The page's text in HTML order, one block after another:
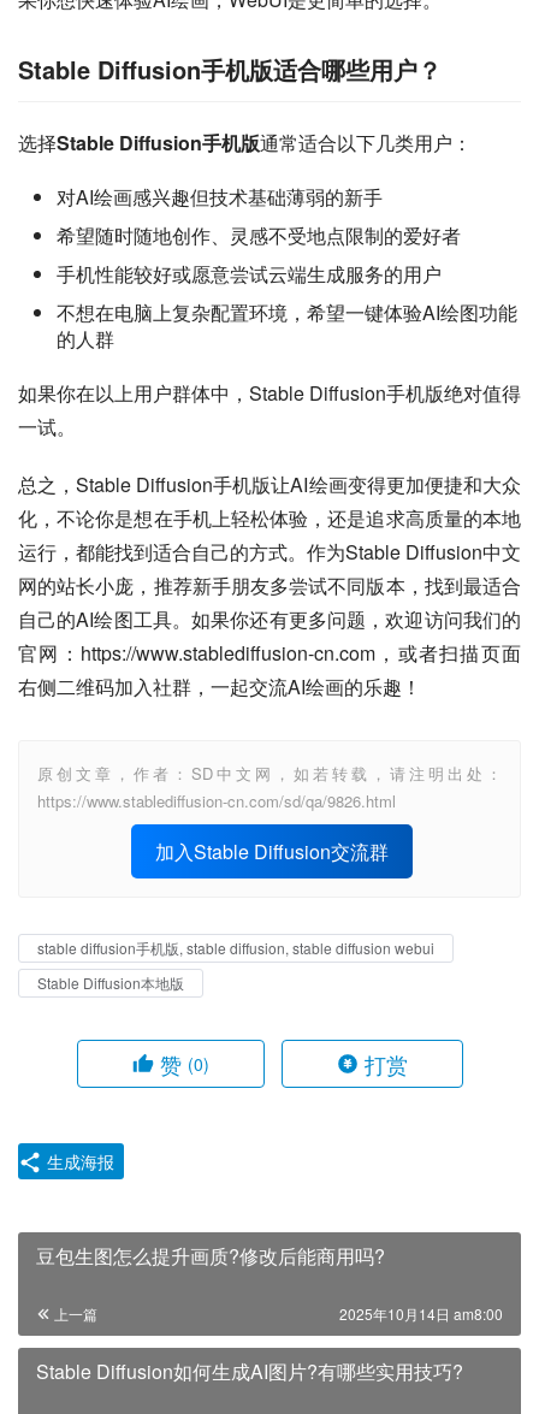
Stable Diffusion手机版适合哪些用户？
选择Stable Diffusion手机版通常适合以下几类用户：
对AI绘画感兴趣但技术基础薄弱的新手
希望随时随地创作、灵感不受地点限制的爱好者
手机性能较好或愿意尝试云端生成服务的用户
不想在电脑上复杂配置环境，希望一键体验AI绘图功能
的人群
如果你在以上用户群体中，Stable Diffusion手机版绝对值得
一试。
总之，Stable Diffusion手机版让AI绘画变得更加便捷和大众
化，不论你是想在手机上轻松体验，还是追求高质量的本地
运行，都能找到适合自己的方式。作为Stable Diffusion中文
网的站长小庞，推荐新手朋友多尝试不同版本，找到最适合
自己的AI绘图工具。如果你还有更多问题，欢迎访问我们的
官网：https://www.stablediffusion-cn.com，或者扫描页面
右侧二维码加入社群，一起交流AI绘画的乐趣！
原创文章，作者：SD中文网，如若转载，请注明出处：
https://www.stablediffusion-cn.com/sd/qa/9826.html
加入Stable Diffusion交流群
stable diffusion手机版, stable diffusion, stable diffusion webui
Stable Diffusion本地版
赞 (0) 打赏
生成海报
豆包生图怎么提升画质?修改后能商用吗?
上一篇 2025年10月14日 am8:00
Stable Diffusion如何生成AI图片?有哪些实用技巧?